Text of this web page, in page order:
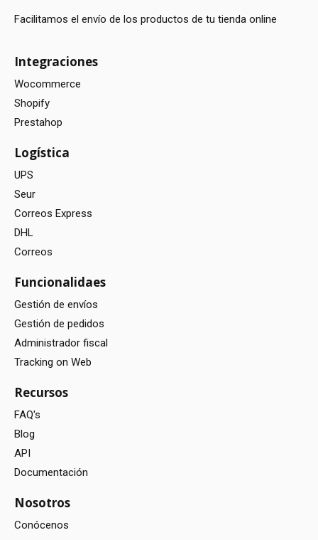
Facilitamos el envío de los productos de tu tienda online
Integraciones
Wocommerce
Shopify
Prestahop
Logística
UPS
Seur
Correos Express
DHL
Correos
Funcionalidaes
Gestión de envíos
Gestión de pedidos
Administrador fiscal
Tracking on Web
Recursos
FAQ's
Blog
API
Documentación
Nosotros
Conócenos